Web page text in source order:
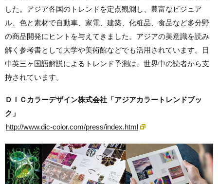
した。アジア各国のトレンドを定点観測し、豊富なビジュア
ル、色と素材で自動車、家電、建築、化粧品、食品など多分野
の商品開発にヒントを与えてきました。アジアの美意識を読み
解く参考書として大学や美術館などでも活用されています。日
中英三ヶ国語解説によるトレンド予測は、世界中の読者から支
持されています。
ＤＩＣカラーデザイン株式会社「アジアカラートレンドブッ
ク」
http://www.dic-color.com/press/index.html